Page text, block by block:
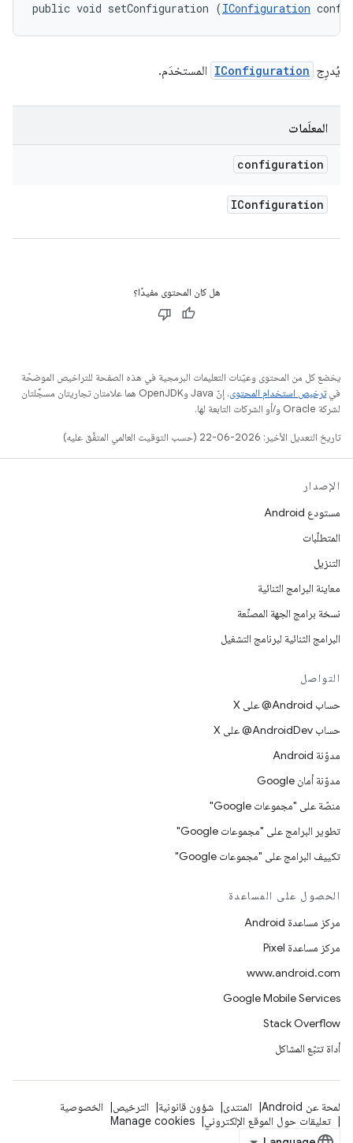
public void setConfiguration (IConfiguration
يُدرِج IConfiguration المستخدَم.
المعلَمات
configuration
IConfiguration
هل كان المحتوى مفيدًا؟
يخضع كل من المحتوى وعيّنات التعليمات البرمجية في هذه الصفحة للتراخيص الموضحّة
فيترخيص استخدام المحتوى
. إنّ Java وOpenJDK هما علامتان تجاريتان مسجَّلتان
لشركة Oracle و/أو الشركات التابعة لها.
تاريخ التعديل الأخير: 2026-06-22 (حسب التوقيت العالمي المتفَّق عليه)
الإصدار
مستودع Android
المتطلّبات
التنزيل
معاينة البرامج الثنائية
نسخة برامج الجهة المصنِّعة
البرامج الثنائية لبرنامج التشغيل
التواصل
حساب ‎@Android على X
حساب ‎@AndroidDev على X
مدوّنة Android
مدوّنة أمان Google
منصّة على "مجموعات Google"
تطوير البرامج على "مجموعات Google"
تكييف البرامج على "مجموعات Google"
الحصول على المساعدة
مركز مساعدة Android
مركز مساعدة Pixel
www.android.com
Google Mobile Services
Stack Overflow
أداة تتبّع المشاكل
لمحة عن Android المنتدى شؤون قانونية الترخيص
الخصوصية
تعليقات حول الموقع الإلكتروني
Manage cookies